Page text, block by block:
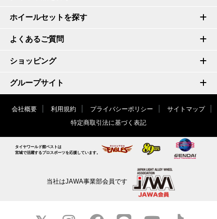
ホイールセットを探す
よくあるご質問
ショッピング
グループサイト
会社概要 利用規約 プライバシーポリシー
サイトマップ
特定商取引法に基づく表記
タイヤワールド館ベストは
宮城で活躍するプロスポーツを応援しています。
当社はJAWA事業部会員です